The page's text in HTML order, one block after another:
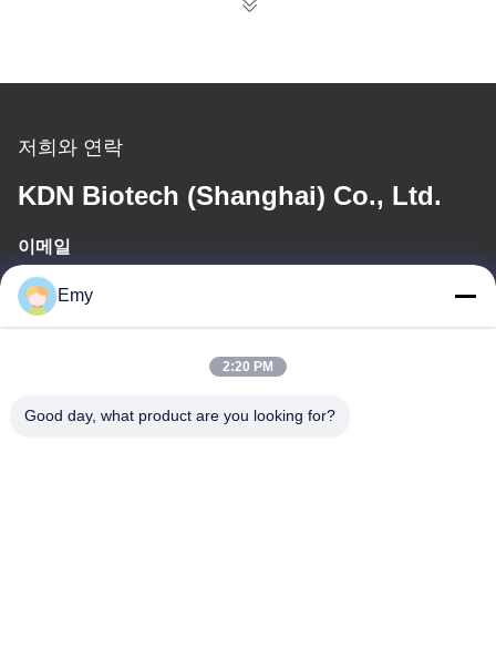
저희와 연락
KDN Biotech (Shanghai) Co., Ltd.
이메일
panxy@vlandgroup.com
우리 주소
Emy
2:20 PM
Good day, what product are you looking for?